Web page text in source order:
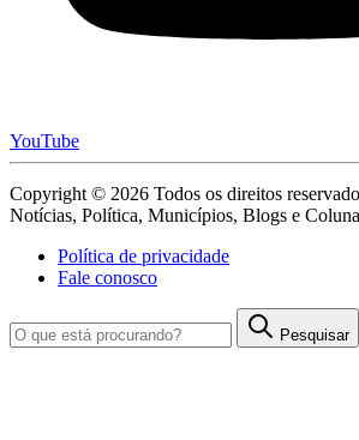
YouTube
Copyright © 2026 Todos os direitos
Notícias, Política, Municípios, Blogs e
Política de privacidade
Fale conosco
Pesquisar